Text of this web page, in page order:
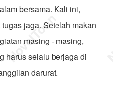
bersama. Kali ini,
jaga. Setelah makan
masing - masing,
harus selalu berjaga di
darurat.